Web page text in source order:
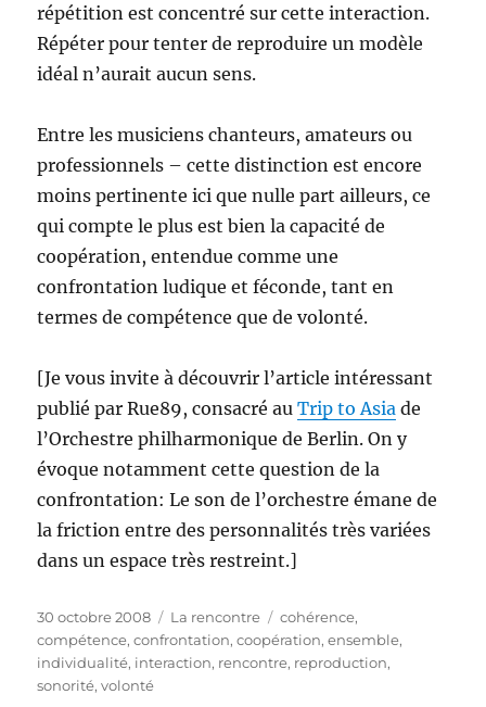
répétition est concentré sur cette interaction.
Répéter pour tenter de reproduire un modèle
idéal n’aurait aucun sens.
Entre les musiciens chanteurs, amateurs ou
professionnels – cette distinction est encore
moins pertinente ici que nulle part ailleurs, ce
qui compte le plus est bien la capacité de
coopération, entendue comme une
confrontation ludique et féconde, tant en
termes de compétence que de volonté.
[Je vous invite à découvrir l’article intéressant
publié par Rue89, consacré auTrip to Asia de
l’Orchestre philharmonique de Berlin. On y
évoque notamment cette question de la
confrontation: Le son de l’orchestre émane de
la friction entre des personnalités très variées
dans un espace très restreint.]
Publié
le
30 octobre 2008 Catégories
La rencontre Étiquettes
cohérence,
compétence,confrontation,coopération,ensemble,
individualité, interaction, rencontre, reproduction,
sonorité,volonté